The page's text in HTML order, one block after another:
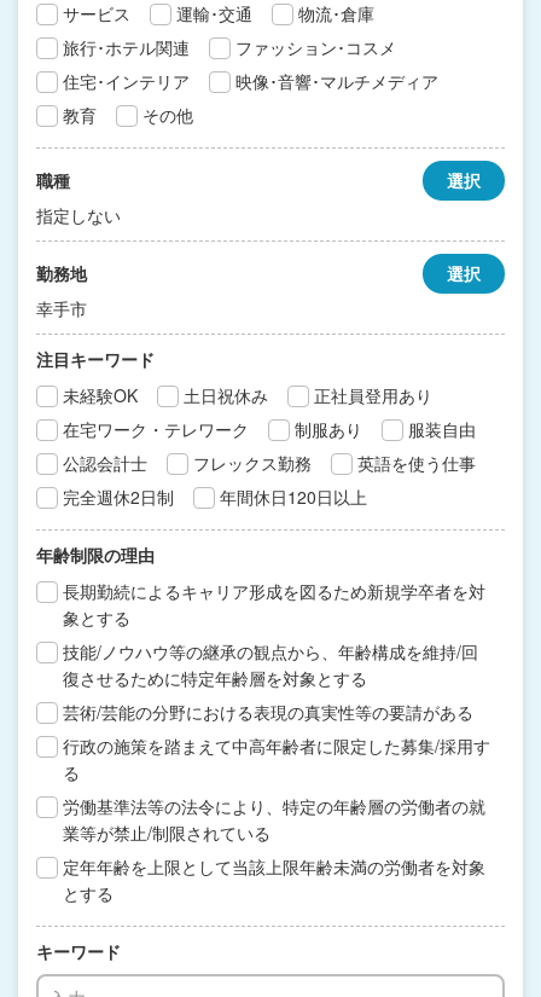
サービス
運輸･交通
物流･倉庫
旅行･ホテル関連
ファッション･コスメ
住宅･インテリア
映像･音響･マルチメディア
教育
その他
職種
指定しない
選択
勤務地
幸手市
選択
注目キーワード
未経験OK
土日祝休み
正社員登用あり
在宅ワーク・テレワーク
制服あり
服装自由
公認会計士
フレックス勤務
英語を使う仕事
完全週休2日制
年間休日120日以上
年齢制限の理由
長期勤続によるキャリア形成を図るため新規学卒者を対
象とする
技能/ノウハウ等の継承の観点から、年齢構成を維持/回
復させるために特定年齢層を対象とする
芸術/芸能の分野における表現の真実性等の要請がある
行政の施策を踏まえて中高年齢者に限定した募集/採用す
る
労働基準法等の法令により、特定の年齢層の労働者の就
業等が禁止/制限されている
定年年齢を上限として当該上限年齢未満の労働者を対象
とする
キーワード